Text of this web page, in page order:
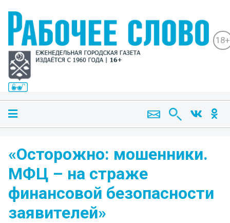
18+
«Осторожно: мошенники.
МФЦ – на страже
финансовой безопасности
заявителей»